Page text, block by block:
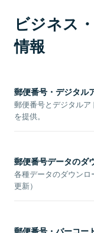
ビジネス
情報
郵便番号・デジタル
郵便番号とデジタル
を提供。
郵便番号データのダ
各種データのダウンロ
更新）